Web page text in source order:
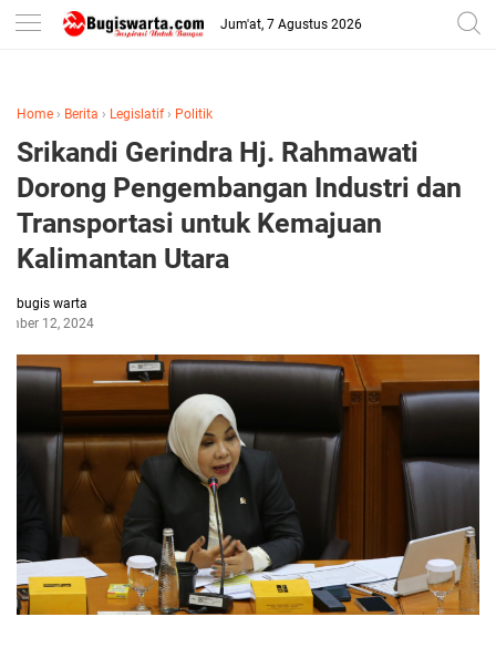
-->
Jum'at, 7 Agustus 2026
Home › Berita › Legislatif› Politik
Srikandi Gerindra Hj. Rahmawati
Dorong Pengembangan Industri dan
Transportasi untuk Kemajuan
Kalimantan Utara
bugis warta
12, 2024